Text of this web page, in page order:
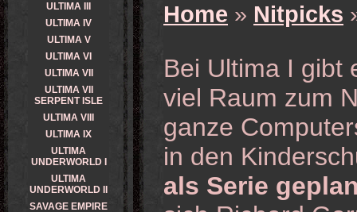
Home » Nitpicks
Bei Ultima I gibt
viel Raum zum
ganze
in den
als Serie
ULTIMA III
ULTIMA IV
ULTIMA V
ULTIMA VI
ULTIMA VII
ULTIMA VII
SERPENT ISLE
ULTIMA VIII
ULTIMA IX
ULTIMA
UNDERWORLD I
ULTIMA
UNDERWORLD II
SAVAGE EMPIRE